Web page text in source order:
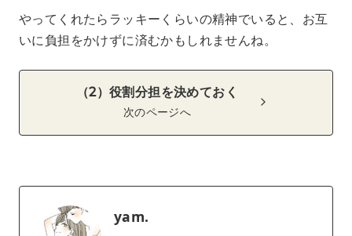
やってくれたらラッキーくらいの精神でいると、お互
いに負担をかけずに済むかもしれませんね。
（2）役割分担を決めておく
次のページへ
yam.